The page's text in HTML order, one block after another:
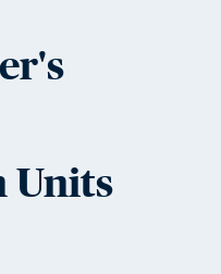
Units